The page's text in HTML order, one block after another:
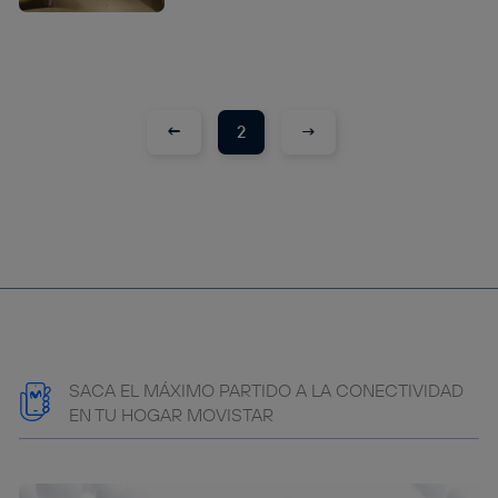
← 2 →
SACA EL MÁXIMO PARTIDO A LA CONECTIVIDAD
EN TU HOGAR MOVISTAR